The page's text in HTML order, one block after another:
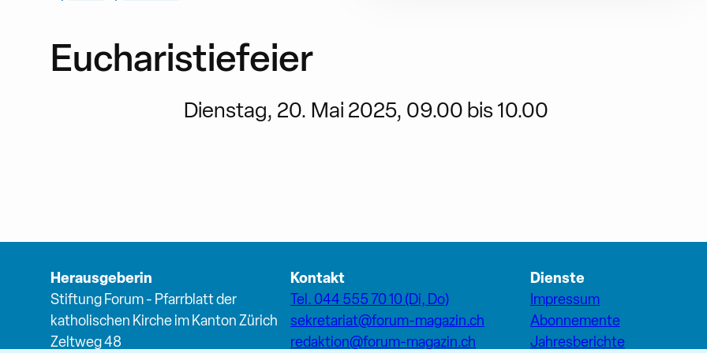
Eucharistiefeier
Dienstag, 20. Mai 2025, 09.00 bis 10.00
Herausgeberin
Stiftung Forum - Pfarrblatt der
katholischen Kirche im Kanton Zürich
Zeltweg 48
Kontakt
Tel. 044 555 70 10 (Di, Do)
sekretariat@forum-magazin.ch
redaktion@forum-magazin.ch
Dienste
Impressum
Abonnemente
Jahresberichte